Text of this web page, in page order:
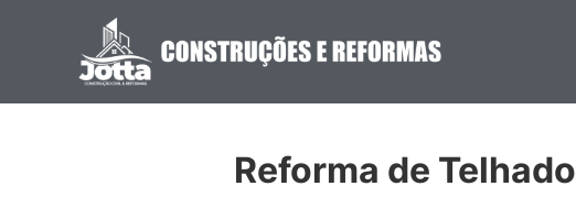
Reforma de Telhado